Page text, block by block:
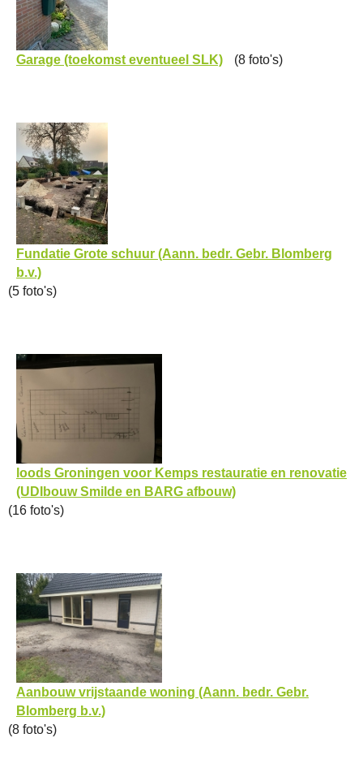
Garage (toekomst eventueel SLK) (8 foto's)
Fundatie Grote schuur (Aann. bedr. Gebr. Blomberg
b.v.)
(5 foto's)
loods Groningen voor Kemps restauratie en renovatie
(UDIbouw Smilde en BARG afbouw)
(16 foto's)
Aanbouw vrijstaande woning (Aann. bedr. Gebr.
Blomberg b.v.)
(8 foto's)